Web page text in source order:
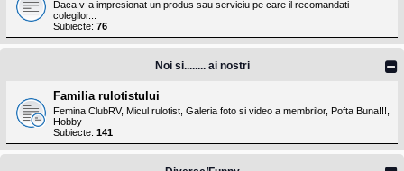
Daca v-a impresionat un produs sau serviciu pe care il recomandati
colegilor...
Subiecte: 76
Noi si........ ai nostri
Familia rulotistului
Femina ClubRV, Micul rulotist, Galeria foto si video a membrilor, Pofta Buna!!!,
Hobby
Subiecte: 141